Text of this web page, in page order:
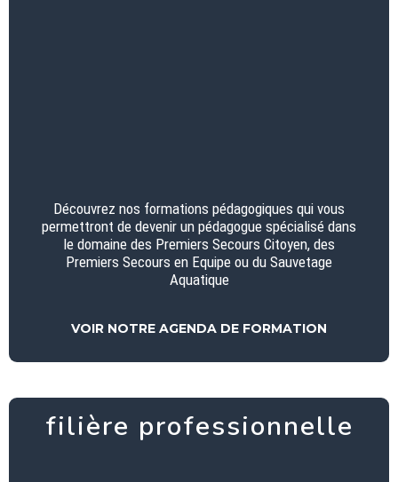
Découvrez nos formations pédagogiques qui vous
permettront de devenir un pédagogue spécialisé dans
le domaine des Premiers Secours Citoyen, des
Premiers Secours en Equipe ou du Sauvetage
Aquatique
VOIR NOTRE AGENDA DE FORMATION
filière professionnelle